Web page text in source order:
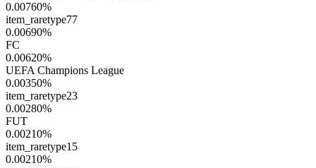
0.00760%
item_raretype77
0.00690%
FC
0.00620%
UEFA Champions League
0.00350%
item_raretype23
0.00280%
FUT
0.00210%
item_raretype15
0.00210%